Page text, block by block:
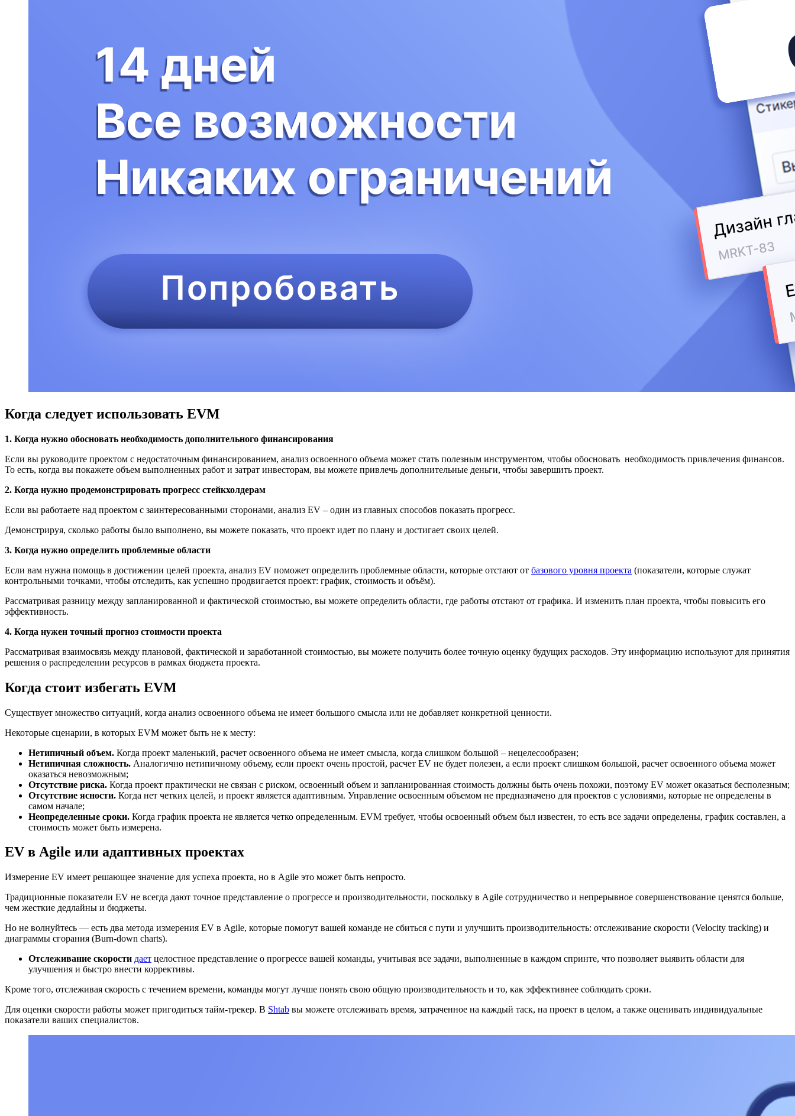
Когда следует использовать EVM
1. Когда нужно обосновать необходимость дополнительного финансирования
Если вы руководите проектом с недостаточным финансированием, анализ освоенного объема может стать полезным инструментом, чтобы обосновать необходимость привлечения финансов.
То есть, когда вы покажете объем выполненных работ и затрат инвесторам, вы можете привлечь дополнительные деньги, чтобы завершить проект.
2. Когда нужно продемонстрировать прогресс стейкхолдерам
Если вы работаете над проектом с заинтересованными сторонами, анализ EV – один из главных способов показать прогресс.
Демонстрируя, сколько работы было выполнено, вы можете показать, что проект идет по плану и достигает своих целей.
3. Когда нужно определить проблемные области
Если вам нужна помощь в достижении целей проекта, анализ EV поможет определить проблемные области, которые отстают от базового уровня проекта (показатели, которые служат
контрольными точками, чтобы отследить, как успешно продвигается проект: график, стоимость и объём).
Рассматривая разницу между запланированной и фактической стоимостью, вы можете определить области, где работы отстают от графика. И изменить план проекта, чтобы повысить его
эффективность.
4. Когда нужен точный прогноз стоимости проекта
Рассматривая взаимосвязь между плановой, фактической и заработанной стоимостью, вы можете получить более точную оценку будущих расходов. Эту информацию используют для принятия
решения о распределении ресурсов в рамках бюджета проекта.
Когда стоит избегать EVM
Существует множество ситуаций, когда анализ освоенного объема не имеет большого смысла или не добавляет конкретной ценности.
Некоторые сценарии, в которых EVM может быть не к месту:
Нетипичный объем. Когда проект маленький, расчет освоенного объема не имеет смысла, когда слишком большой – нецелесообразен;
Нетипичная сложность. Аналогично нетипичному объему, если проект очень простой, расчет EV не будет полезен, а если проект слишком большой, расчет освоенного объема может
оказаться невозможным;
Отсутствие риска. Когда проект практически не связан с риском, освоенный объем и запланированная стоимость должны быть очень похожи, поэтому EV может оказаться бесполезным;
Отсутствие ясности. Когда нет четких целей, и проект является адаптивным. Управление освоенным объемом не предназначено для проектов с условиями, которые не определены в
самом начале;
Неопределенные сроки. Когда график проекта не является четко определенным. EVM требует, чтобы освоенный объем был известен, то есть все задачи определены, график составлен, а
стоимость может быть измерена.
EV в Agile или адаптивных проектах
Измерение EV имеет решающее значение для успеха проекта, но в Agile это может быть непросто.
Традиционные показатели EV не всегда дают точное представление о прогрессе и производительности, поскольку в Agile сотрудничество и непрерывное совершенствование ценятся больше,
чем жесткие дедлайны и бюджеты.
Но не волнуйтесь — есть два метода измерения EV в Agile, которые помогут вашей команде не сбиться с пути и улучшить производительность: отслеживание скорости (Velocity tracking) и
диаграммы сгорания (Burn-down charts).
Отслеживание скорости дает целостное представление о прогрессе вашей команды, учитывая все задачи, выполненные в каждом спринте, что позволяет выявить области для
улучшения и быстро внести коррективы.
Кроме того, отслеживая скорость с течением времени, команды могут лучше понять свою общую производительность и то, как эффективнее соблюдать сроки.
Для оценки скорости работы может пригодиться тайм-трекер. В Shtab вы можете отслеживать время, затраченное на каждый таск, на проект в целом, а также оценивать индивидуальные
показатели ваших специалистов.